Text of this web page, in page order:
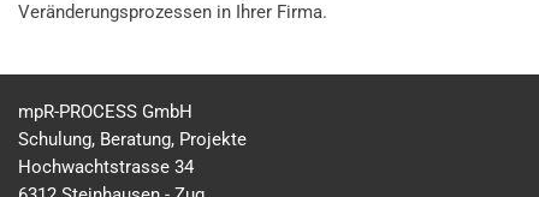
Veränderungsprozessen in Ihrer Firma.
mpR-PROCESS GmbH
Schulung, Beratung, Projekte
Hochwachtstrasse 34